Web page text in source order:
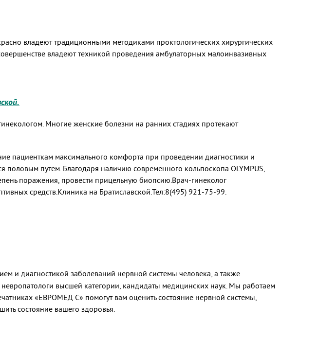
владеют традиционными методиками проктологических хирургических
владеют техникой проведения амбулаторных малоинвазивных
Многие женские болезни на ранних стадиях протекают
пациенткам максимального комфорта при проведении диагностики и
путем. Благодаря наличию современного кольпоскопа OLYMPUS,
поражения, провести прицельную биопсию.Врач-гинеколог
средств.Клиника на Братиславской.Тел:8(495) 921-75-99.
и диагностикой заболеваний нервной системы человека, а также
высшей категории, кандидаты медицинских наук. Мы работаем
«ЕВРОМЕД С» помогут вам оценить состояние нервной системы,
состояние вашего здоровья.